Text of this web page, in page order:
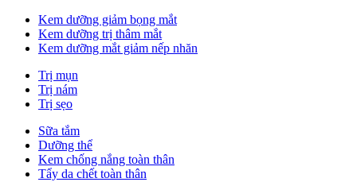
Kem dưỡng giảm bọng mắt
Kem dưỡng trị thâm mắt
Kem dưỡng mắt giảm nếp nhăn
Trị mụn
Trị nám
Trị sẹo
Sữa tắm
Dưỡng thể
Kem chống nắng toàn thân
Tẩy da chết toàn thân